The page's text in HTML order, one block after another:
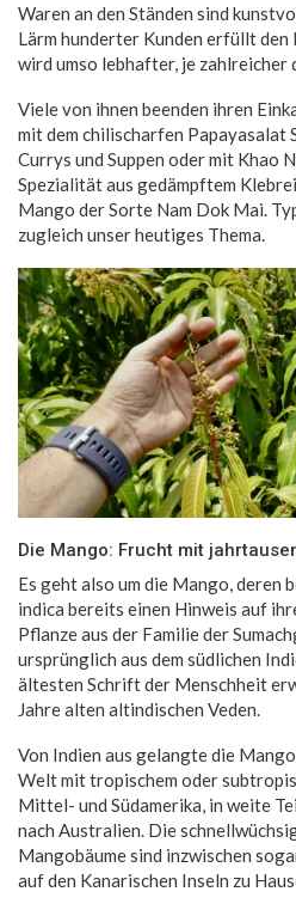
Waren an den Ständen sind
Lärm hunderter Kunden erfüllt den
wird umso lebhafter, je zahlreicher
Viele von ihnen beenden ihren
mit dem chilischarfen Papayasalat
Currys und Suppen oder mit Khao
Spezialität aus gedämpftem
Mango der Sorte Nam Dok Mai.
zugleich unser heutiges Thema.
Die Mango: Frucht mit
Es geht also um die Mango, deren
indica bereits einen Hinweis auf
Pflanze aus der Familie der
ursprünglich aus dem südlichen
ältesten Schrift der Menschheit
Jahre alten altindischen Veden.
Von Indien aus gelangte die
Welt mit tropischem oder
Mittel- und Südamerika, in weite
nach Australien. Die
Mangobäume sind inzwischen
auf den Kanarischen Inseln zu